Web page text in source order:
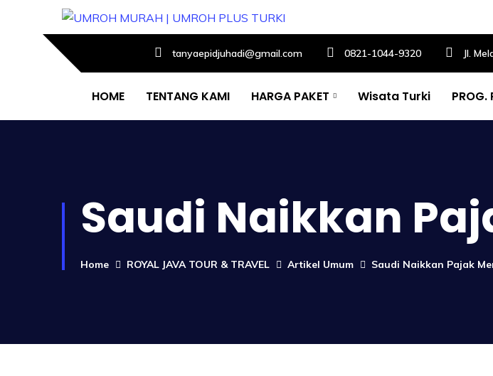
tanyaepidjuhadi@gmail.com 0821-1044-9320 Jl.
HOME TENTANG KAMI HARGA PAKET Wisata Turki PROG.
Saudi Naikkan
Home ROYAL JAVA TOUR & TRAVEL Artikel Umum Saudi Naikkan Pajak